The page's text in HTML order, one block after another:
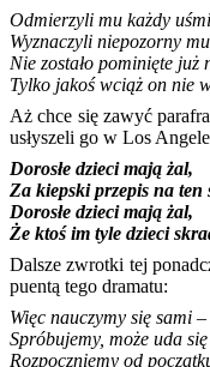
Odmierzyli mu każdy
Wyznaczyli niepozorny
Nie zostało pominięte już
Tylko jakoś wciąż on nie
Aż chce się zawyć
usłyszeli go w Los
Dorosłe dzieci mają żal,
Za kiepski przepis na ten
Dorosłe dzieci mają żal,
Że ktoś im tyle dzieci
Dalsze zwrotki tej
puentą tego dramatu:
Więc nauczymy się sami –
Spróbujemy, może uda
Rozpoczniemy od